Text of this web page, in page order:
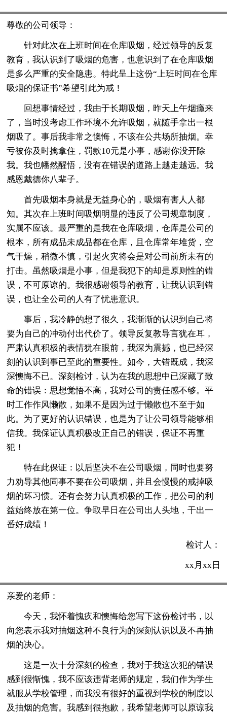
尊敬的公司领导：
针对此次在上班时间在仓库吸烟，经过领导的反复
教育，我认识到了吸烟的危害，也意识到了在仓库吸烟
是多么严重的安全隐患。特此呈上这份“上班时间在仓库
吸烟的保证书”希望引此为戒！
回想事情经过，我由于长期吸烟，昨天上午烟瘾来
了，当时没考虑工作环境不允许吸烟，就随手拿出一根
烟吸了。事后我非常之懊悔，不该在公共场所抽烟。幸
亏被你及时擒拿住，罚款10元是小事，感谢你没开除
我。我也幡然醒悟，没有在错误的道路上越走越远。我
感恩戴德你八辈子。
首先吸烟本身就是无益身心的，吸烟有害人人都
知。其次在上班时间吸烟明显的违反了公司规章制度，
实属不应该。最严重的是我在仓库吸烟，仓库是公司的
根本，所有成品未成品都在仓库，且仓库常年堆货，空
气干燥，稍微不慎，引起火灾将会是对公司前所未有的
打击。虽然吸烟是小事，但是我犯下的却是原则性的错
误，不可原谅的。我很感谢领导的教育，让我认识到错
误，也让全公司的人有了忧患意识。
事后，我冷静的想了很久，我渐渐的认识到自己将
要为自己的冲动付出代价了。领导反复教导言犹在耳，
严肃认真积极的表情犹在眼前，我深为震撼，也已经深
刻的认识到事已至此的重要性。如今，大错既成，我深
深懊悔不已。深刻检讨，认为在我的思想中已深藏了致
命的错误：思想觉悟不高，我对公司的责任感不够。平
时工作作风懒散，如果不是因为过于懒散也不至于如
此。为了更好的认识错误，也是为了让公司领导能够相
信我。我保证认真积极改正自己的错误，保证不再重
犯！
特在此保证：以后坚决不在公司吸烟，同时也要努
力劝导其他同事不要在公司吸烟，并且会慢慢的戒掉吸
烟的坏习惯。还有会努力认真积极的工作，把公司的利
益始终放在第一位。争取早日在公司出人头地，干出一
番好成绩！
检讨人：
xx月xx日
亲爱的老师：
今天，我怀着愧疚和懊悔给您写下这份检讨书，以
向您表示我对抽烟这种不良行为的深刻认识以及不再抽
烟的决心。
这是一次十分深刻的检查，我对于我这次犯的错误
感到很惭愧，我不应该违背老师的规定，我们作为学生
就服从学校管理，而我没有很好的重视到学校的制度以
及抽烟的危害。我感到很抱歉，我希望老师可以原谅我